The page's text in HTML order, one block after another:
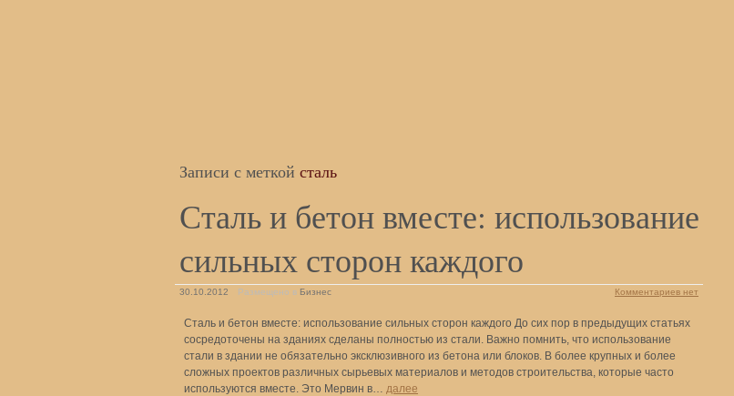
Записи с меткой сталь
Сталь и бетон вместе: использование
сильных сторон каждого
30.10.2012 Размещено в Бизнес Комментариев нет
Сталь и бетон вместе: использование сильных сторон каждого До сих пор в предыдущих статьях
сосредоточены на зданиях сделаны полностью из стали. Важно помнить, что использование
стали в здании не обязательно эксклюзивного из бетона или блоков. В более крупных и более
сложных проектов различных сырьевых материалов и методов строительства, которые часто
используются вместе. Это Мервин в… далее